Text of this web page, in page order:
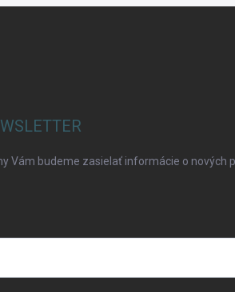
Vám budeme zasielať informácie o nových